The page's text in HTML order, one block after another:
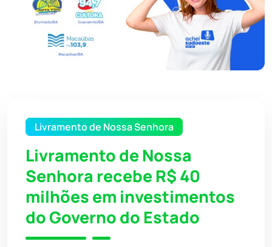
Livramento de Nossa Senhora
Livramento de Nossa
Senhora recebe R$ 40
milhões em investimentos
do Governo do Estado